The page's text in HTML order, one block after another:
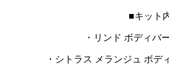
■キット
・リンド ボディバ
・シトラス メランジュ ボデ